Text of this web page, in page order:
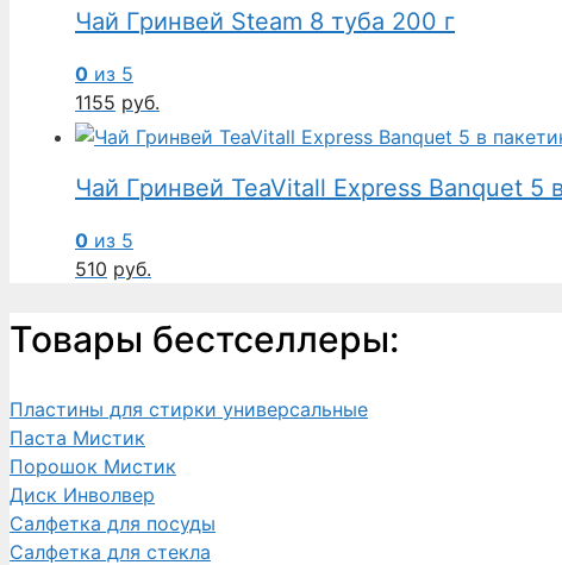
Чай Гринвей Steam 8 туба 200 г
0 из 5
1155 руб.
Чай Гринвей TeaVitall Express Banquet 5
0 из 5
510 руб.
Товары бестселлеры:
Пластины для стирки универсальные
Паста Мистик
Порошок Мистик
Диск Инволвер
Салфетка для посуды
Салфетка для стекла